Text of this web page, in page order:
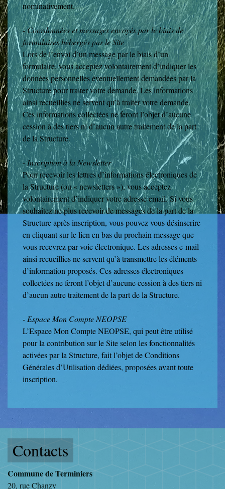
nominativement.
- Coordonnées et messages envoyés par le biais de
formulaires hébergés par le Site
Lors de l’envoi d’un message par le biais d’un
formulaire, vous acceptez volontairement d’indiquer les
données personnelles éventuellement demandées par la
Structure pour traiter votre demande. Les informations
ainsi recueillies ne servent qu’à traiter votre demande.
Ces informations collectées ne feront l’objet d’aucune
cession à des tiers ni d’aucun autre traitement de la part
de la Structure.
- Inscription à la Newsletter
Pour recevoir les lettres d’informations électroniques de
la Structure (ou « newsletters »), vous acceptez
volontairement d’indiquer votre adresse email. Si vous
souhaitez ne plus recevoir de messages de la part de la
Structure après inscription, vous pouvez vous désinscrire
en cliquant sur le lien en bas du prochain message que
vous recevrez par voie électronique. Les adresses e-mail
ainsi recueillies ne servent qu’à transmettre les éléments
d’information proposés. Ces adresses électroniques
collectées ne feront l’objet d’aucune cession à des tiers ni
d’aucun autre traitement de la part de la Structure.
- Espace Mon Compte NEOPSE
L’Espace Mon Compte NEOPSE, qui peut être utilisé
pour la contribution sur le Site selon les fonctionnalités
activées par la Structure, fait l’objet de Conditions
Générales d’Utilisation dédiées, proposées avant toute
inscription.
Contacts
Commune de Terminiers
20, rue Chanzy